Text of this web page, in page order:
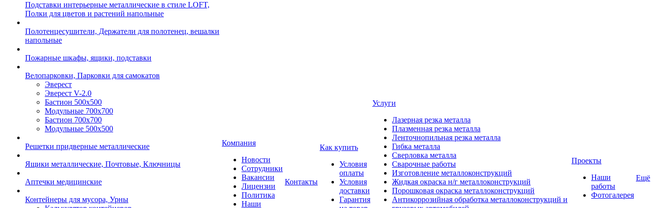
Подставки интерьерные металлические в стиле LOFT,
Полки для цветов и растений напольные
Полотенцесушители, Держатели для полотенец, вешалки
напольные
Пожарные шкафы, ящики, подставки
Велопарковки, Парковки для самокатов
Эверест
Эверест V-2.0
Бастион 500х500
Модульные 700х700
Бастион 700х700
Модульные 500х500
Решетки придверные металлические
Ящики металлические, Почтовые, Ключницы
Аптечки медицинские
Контейнеры для мусора, Урны
Компания
Новости
Сотрудники
Вакансии
Лицензии
Политика
Наши
Контакты
Как купить
Условия
оплаты
Условия
доставки
Гарантия
Услуги
Лазерная резка металла
Плазменная резка металла
Ленточнопильная резка металла
Гибка металла
Сверловка металла
Сварочные работы
Изготовление металлоконструкций
Жидкая окраска н/г металлоконструкций
Порошковая окраска металлоконструкций
Антикоррозийная обработка металлоконструкций и
Проекты
Наши
работы
Фотогалерея
Ещё